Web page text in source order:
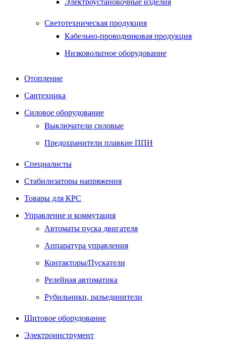
Светотехническая продукция
Кабельно-проводниковая продукция
Низковольтное оборудование
Отопление
Сантехника
Силовое оборудование
Выключатели силовые
Предохранители плавкие ППН
Специалисты
Стабилизаторы напряжения
Товары для КРС
Управление и коммутация
Автоматы пуска двигателя
Аппаратура управления
Контакторы/Пускатели
Релейная автоматика
Рубильники, разъединители
Щитовое оборудование
Электроинструмент